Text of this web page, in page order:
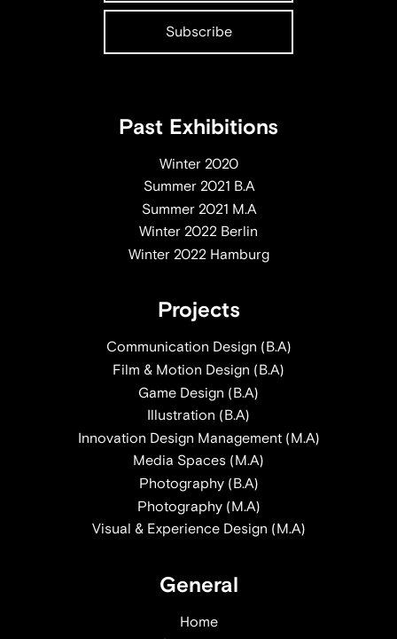
Past Exhibitions
Winter 2020
Summer 2021 B.A
Summer 2021 M.A
Winter 2022 Berlin
Winter 2022 Hamburg
Projects
Communication Design (B.A)
Film & Motion Design (B.A)
Game Design (B.A)
Illustration (B.A)
Innovation Design Management (M.A)
Media Spaces (M.A)
Photography (B.A)
Photography (M.A)
Visual & Experience Design (M.A)
General
Home